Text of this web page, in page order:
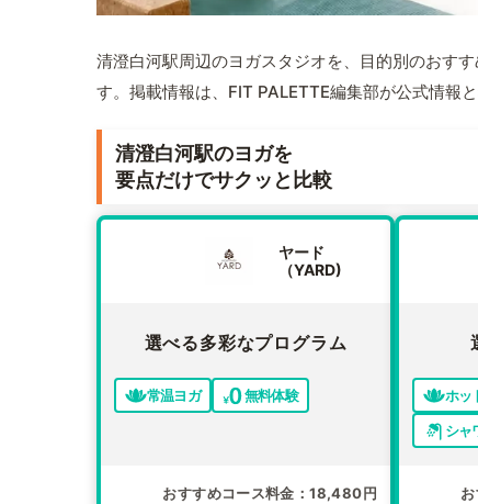
清澄白河駅周辺のヨガスタジオを、目的別のおす
す。掲載情報は、FIT PALETTE編集部が公式情報
清澄白河駅のヨガを
要点だけでサクッと比較
ヤード
（YARD)
選べる多彩なプログラム
常温ヨガ 無料体験
おすすめコース料金 18,480円
ホッ
シャ